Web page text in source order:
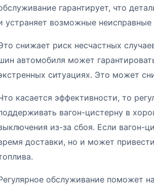
гарантирует, что
устраняет возможные
снижает риск несчастных
автомобиля может
ситуациях. Это может
касается эффективности, то
вагон-цистерну в
из-за сбоя. Если вагон-
доставки, но и может
обслуживание поможет